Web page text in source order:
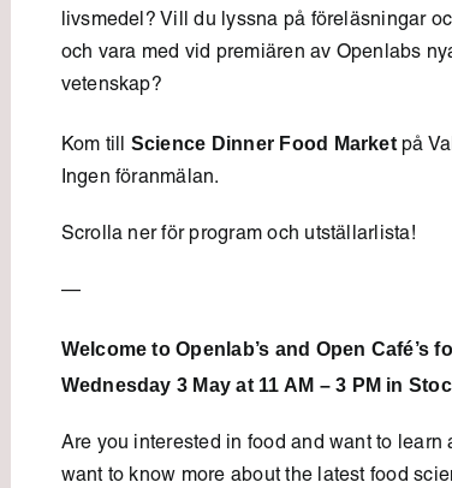
livsmedel? Vill du lyssna på föreläsningar
och vara med vid premiären av Openlabs
vetenskap?
Kom till Science Dinner Food Marketpå
Ingen föranmälan.
Scrolla ner för program och utställarlista!
—
Welcome to Openlab’s and Open Café’s
Wednesday 3 May at 11 AM – 3 PM in
Are you interested in food and want to
want to know more about the latest food